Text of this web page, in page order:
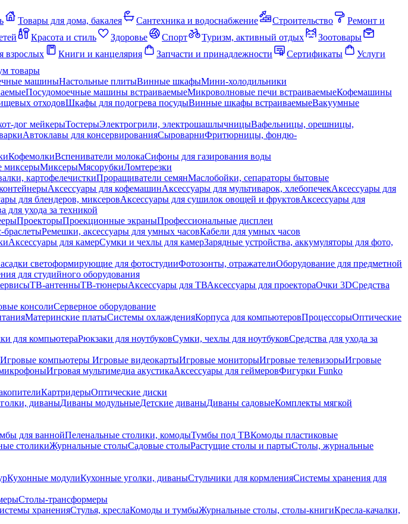
Товары для дома, бакалея Сантехника и водоснабжение Строительство
Ремонт и
Красота и стиль Здоровье Спорт Туризм, активный отдых
Зоотовары
взрослых Книги и канцелярия Запчасти и принадлежности Сертификаты
Услуги
товары
машиныНастольные плитыВинные шкафыМини-холодильники
Посудомоечные машины встраиваемыеМикроволновые печи встраиваемыеКофемашины
отходовШкафы для подогрева посудыВинные шкафы встраиваемыеВакуумные
дог мейкерыТостерыЭлектрогрили, электрошашлычницыВафельницы, орешницы,
Автоклавы для консервированияСыроварниФритюрницы, фондю-
КофемолкиВспениватели молокаСифоны для газирования воды
миксерыМиксерыМясорубкиЛомтерезки
картофелечисткиПроращиватели семянМаслобойки, сепараторы бытовые
Аксессуары для кофемашинАксессуары для мультиварок, хлебопечекАксессуары для
для блендеров, миксеровАксессуары для сушилок овощей и фруктовАксессуары для
для ухода за техникой
ПроекторыПроекционные экраныПрофессиональные дисплеи
Ремешки, аксессуары для умных часовКабели для умных часов
Аксессуары для камерСумки и чехлы для камерЗарядные устройства, аккумуляторы для фото,
светоформирующие для фотостудииФотозонты, отражателиОборудование для предметной
для студийного оборудования
ТВ-антенныТВ-тюнерыАксессуары для ТВАксессуары для проектораОчки 3DСредства
консолиСерверное оборудование
Материнские платыСистемы охлажденияКорпуса для компьютеровПроцессорыОптические
для компьютераРюкзаки для ноутбуковСумки, чехлы для ноутбуковСредства для ухода за
Игровые компьютеры Игровые видеокартыИгровые мониторыИгровые телевизорыИгровые
Игровая мультимедиа акустикаАксессуары для геймеровФигурки Funko
КартридерыОптические диски
диваныДиваны модульныеДетские диваныДиваны садовыеКомплекты мягкой
для ваннойПеленальные столики, комодыТумбы под ТВКомоды пластиковые
столикиЖурнальные столыСадовые столыРастущие столы и партыСтолы, журнальные
Кухонные модулиКухонные уголки, диваныСтульчики для кормленияСистемы хранения для
Столы-трансформеры
храненияСтулья, креслаКомоды и тумбыЖурнальные столы, столы-книгиКресла-качалки,